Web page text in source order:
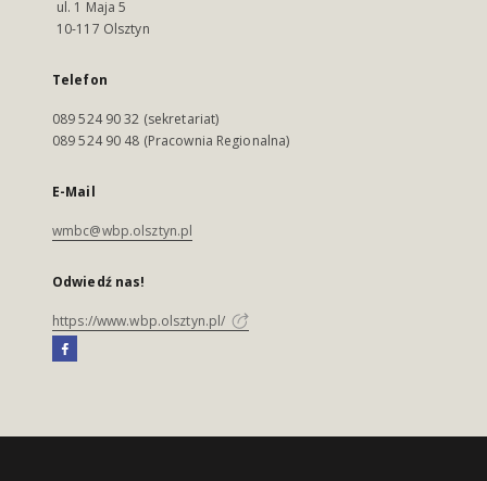
ul. 1 Maja 5
10-117 Olsztyn
Telefon
089 524 90 32 (sekretariat)
089 524 90 48 (Pracownia Regionalna)
E-Mail
wmbc@wbp.olsztyn.pl
Odwiedź nas!
https://www.wbp.olsztyn.pl/